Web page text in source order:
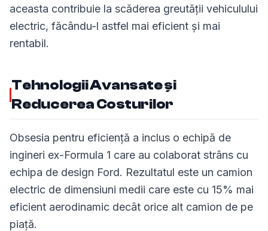
aceasta contribuie la scăderea greutății vehiculului
electric, făcându-l astfel mai eficient și mai
rentabil.
Tehnologii Avansate și
Reducerea Costurilor
Obsesia pentru eficiență a inclus o echipă de
ingineri ex-Formula 1 care au colaborat strâns cu
echipa de design Ford. Rezultatul este un camion
electric de dimensiuni medii care este cu 15% mai
eficient aerodinamic decât orice alt camion de pe
piață.